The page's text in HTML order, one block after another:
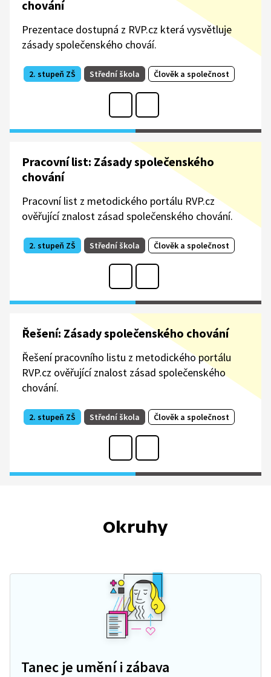
chování
Prezentace dostupná z RVP.cz která vysvětluje
zásady společenského chováí.
2. stupeň ZŠ Střední škola Člověk a společnost
Pracovní list: Zásady společenského
chování
Pracovní list z metodického portálu RVP.cz
ověřující znalost zásad společenského chování.
2. stupeň ZŠ Střední škola Člověk a společnost
Řešení: Zásady společenského chování
Řešení pracovního listu z metodického portálu
RVP.cz ověřující znalost zásad společenského
chování.
2. stupeň ZŠ Střední škola Člověk a společnost
Okruhy
Tanec je umění i zábava